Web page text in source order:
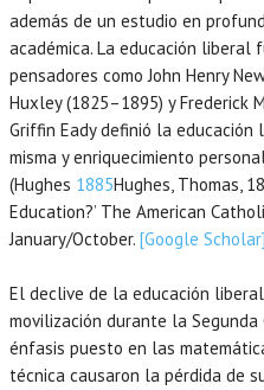
además de un estudio en
académica. La educación
pensadores como John Henry
Huxley (1825–1895) y Frederick
Griffin Eady definió la
misma y enriquecimiento
(Hughes 1885Hughes, Thomas,
Education?’ The American
January/October. [Google
El declive de la educación
movilización durante la Segunda
énfasis puesto en las
técnica causaron la pérdida de